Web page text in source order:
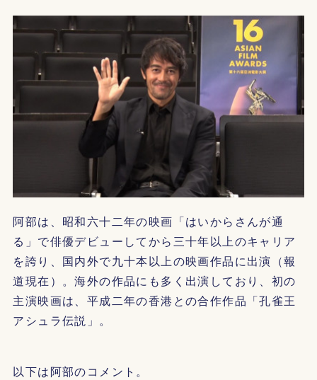
阿部は、昭和六十二年の映画「はいからさんが通
る」で俳優デビューしてから三十年以上のキャリア
を誇り、国内外で九十本以上の映画作品に出演（報
道現在）。海外の作品にも多く出演しており、初の
主演映画は、平成二年の香港との合作作品「孔雀王
アシュラ伝説」。
以下は阿部のコメント。